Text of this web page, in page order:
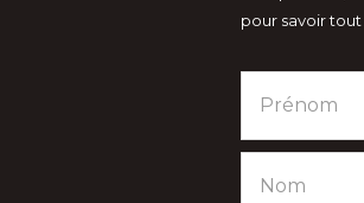
pour savoir tout